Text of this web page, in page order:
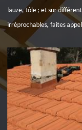
lauze, tôle ; et sur
irréprochables, faites